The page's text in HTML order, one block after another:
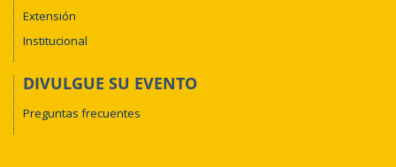
Extensión
Institucional
DIVULGUE SU EVENTO
Preguntas frecuentes